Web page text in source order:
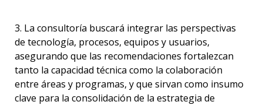
3. La consultoría buscará integrar las perspectivas
de tecnología, procesos, equipos y usuarios,
asegurando que las recomendaciones fortalezcan
tanto la capacidad técnica como la colaboración
entre áreas y programas, y que sirvan como insumo
clave para la consolidación de la estrategia de